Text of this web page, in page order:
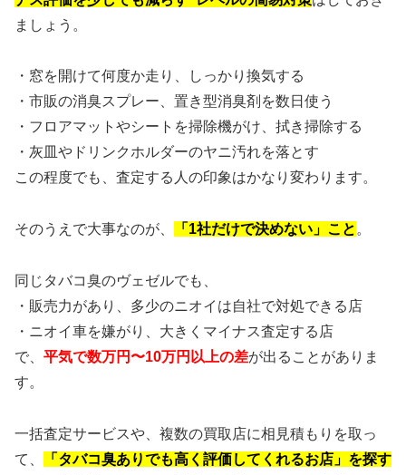
ましょう。
・窓を開けて何度か走り、しっかり換気する
・市販の消臭スプレー、置き型消臭剤を数日使う
・フロアマットやシートを掃除機がけ、拭き掃除する
・灰皿やドリンクホルダーのヤニ汚れを落とす
この程度でも、査定する人の印象はかなり変わります。
そのうえで大事なのが、 「1社だけで決めない」こと 。
同じタバコ臭のヴェゼルでも、
・販売力があり、多少のニオイは自社で対処できる店
・ニオイ車を嫌がり、大きくマイナス査定する店
で、 平気で数万円〜10万円以上の差が出ることがありま
す。
一括査定サービスや、複数の買取店に相見積もりを取っ
て、
「タバコ臭ありでも高く評価してくれるお店」を探す